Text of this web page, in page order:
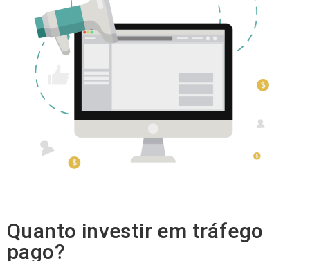
Quanto investir em tráfego
pago?